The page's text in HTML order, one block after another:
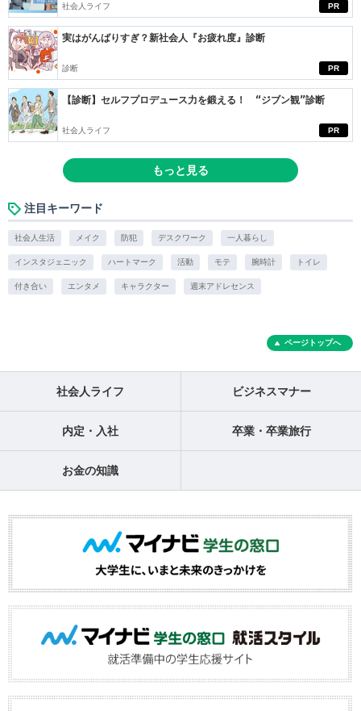
PR
社会人ライフ
PR
実はがんばりすぎ？新社会人『お疲れ度』診断
診断
PR
【診断】セルフプロデュース力を鍛える！ “ジブン観”診断
社会人ライフ
もっと見る
注目キーワード
社会人生活 メイク 防犯 デスクワーク 一人暮らし
インスタジェニック ハートマーク 活動 モテ 腕時計 トイレ
付き合い エンタメ キャラクター 週末アドレセンス
ページトップへ
社会人ライフ ビジネスマナー
内定・入社 卒業・卒業旅行
お金の知識